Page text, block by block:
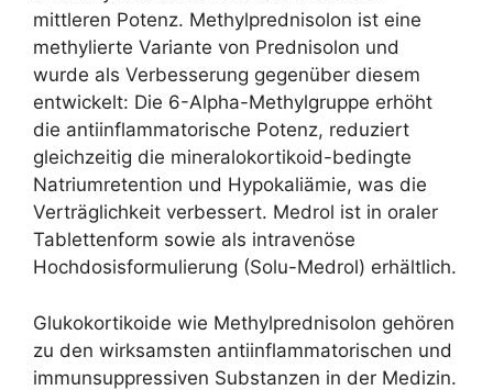
mittleren Potenz. Methylprednisolon ist eine
methylierte Variante von Prednisolon und
wurde als Verbesserung gegenüber diesem
entwickelt: Die 6-Alpha-Methylgruppe erhöht
die antiinflammatorische Potenz, reduziert
gleichzeitig die mineralokortikoid-bedingte
Natriumretention und Hypokaliämie, was die
Verträglichkeit verbessert. Medrol ist in oraler
Tablettenform sowie als intravenöse
Hochdosisformulierung (Solu-Medrol) erhältlich.
Glukokortikoide wie Methylprednisolon gehören
zu den wirksamsten antiinflammatorischen und
immunsuppressiven Substanzen in der Medizin.